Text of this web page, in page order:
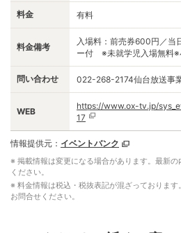
料金 有料
料金備考
入場料：前売券600円／当
ー付 ※未就学児入場無料※
問い合わせ 022-268-2174仙台放送事
WEB
https://www.ox-tv.jp/
17
情報提供元： イベントバンク
※ 掲載情報は変更になる場合があります。最新
ください。
※ 料金情報は税込・税抜表記が混ざっておりま
お問合せください。